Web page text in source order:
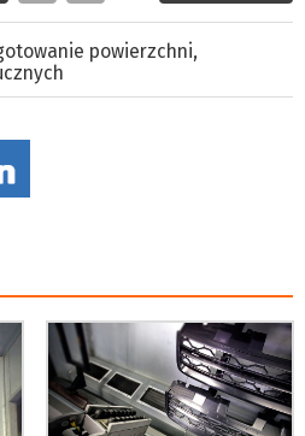
powierzchni,